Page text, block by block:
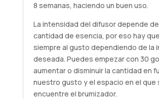
8 semanas, haciendo un buen uso.
La intensidad del difusor depende
cantidad de esencia, por eso hay
siempre al gusto dependiendo de la
deseada. Puedes empezar con 30
aumentar o disminuir la cantidad en
nuestro gusto y el espacio en el que
encuentre el brumizador.